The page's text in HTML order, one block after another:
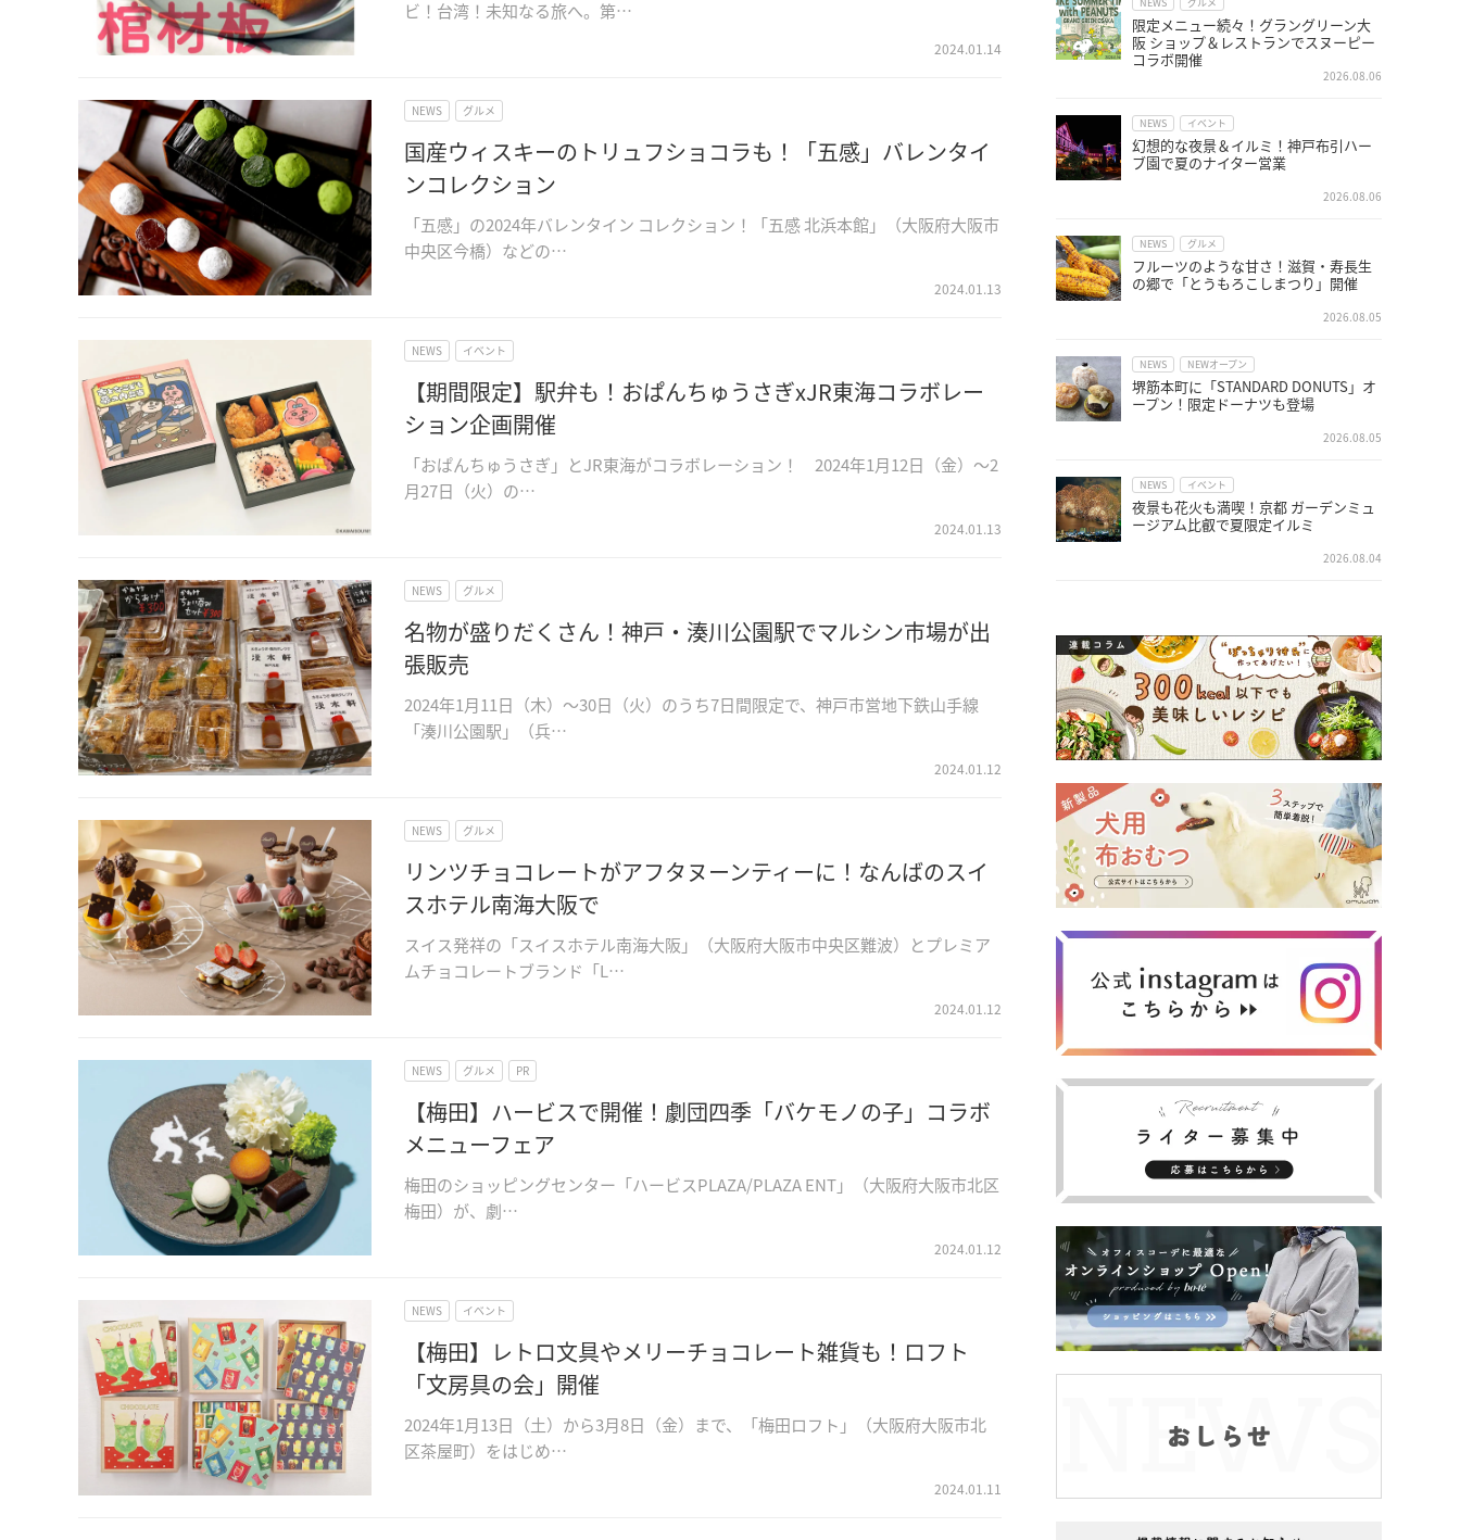
ビ！台湾！未知なる旅へ。第…
2024.01.14
NEWS グルメ
国産ウィスキーのトリュフショコラも！「五感」バレンタイ
ンコレクション
「五感」の2024年バレンタイン コレクション！「五感 北浜本館」（大阪府大阪市
中央区今橋）などの…
2024.01.13
NEWS イベント
【期間限定】駅弁も！おぱんちゅうさぎxJR東海コラボレー
ション企画開催
「おぱんちゅうさぎ」とJR東海がコラボレーション！ 2024年1月12日（金）～2
月27日（火）の…
2024.01.13
NEWS グルメ
名物が盛りだくさん！神戸・湊川公園駅でマルシン市場が出
張販売
2024年1月11日（木）～30日（火）のうち7日間限定で、神戸市営地下鉄山手線
「湊川公園駅」（兵…
2024.01.12
NEWS グルメ
リンツチョコレートがアフタヌーンティーに！なんばのスイ
スホテル南海大阪で
スイス発祥の「スイスホテル南海大阪」（大阪府大阪市中央区難波）とプレミア
ムチョコレートブランド「L…
2024.01.12
NEWS グルメ PR
【梅田】ハービスで開催！劇団四季「バケモノの子」コラボ
メニューフェア
梅田のショッピングセンター「ハービスPLAZA/PLAZA ENT」（大阪府大阪市北区
梅田）が、劇…
2024.01.12
NEWS イベント
【梅田】レトロ文具やメリーチョコレート雑貨も！ロフト
「文房具の会」開催
2024年1月13日（土）から3月8日（金）まで、「梅田ロフト」（大阪府大阪市北
区茶屋町）をはじめ…
2024.01.11
NEWS グルメ
限定メニュー続々！グラングリーン大
阪 ショップ＆レストランでスヌーピー
コラボ開催
2026.08.06
NEWS イベント
幻想的な夜景＆イルミ！神戸布引ハー
ブ園で夏のナイター営業
2026.08.06
NEWS グルメ
フルーツのような甘さ！滋賀・寿長生
の郷で「とうもろこしまつり」開催
2026.08.05
NEWS NEWオープン
堺筋本町に「STANDARD DONUTS」オ
ープン！限定ドーナツも登場
2026.08.05
NEWS イベント
夜景も花火も満喫！京都 ガーデンミュ
ージアム比叡で夏限定イルミ
2026.08.04